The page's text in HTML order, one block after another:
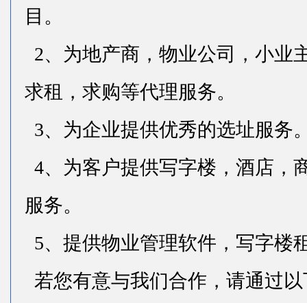
目。
2、为地产商，物业公司，小业
求租，求购等代理服务。
3、为企业提供优秀的选址服务
4、为客户提供写字楼，酒店，
服务。
5、提供物业管理软件，写字楼
若您有意与我们合作，请通过